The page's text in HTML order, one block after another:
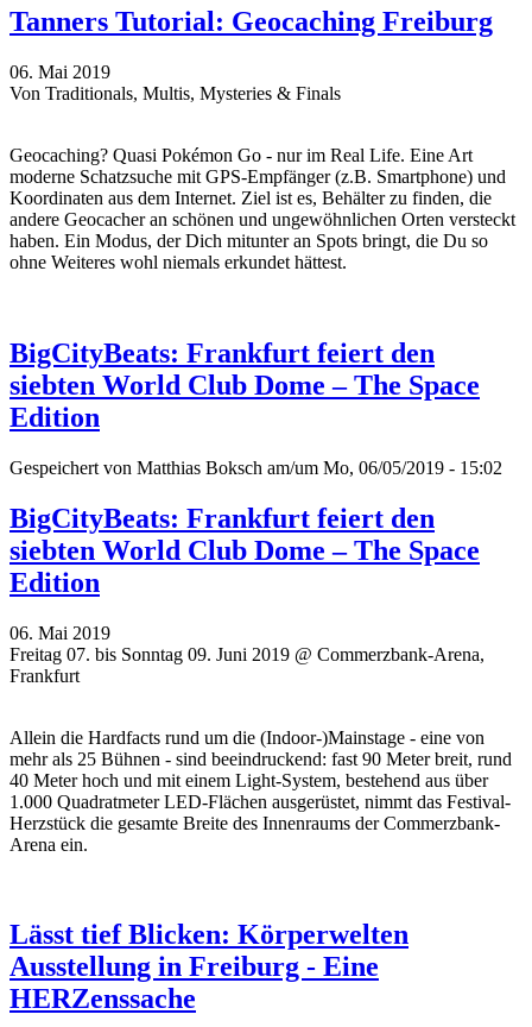
Tanners Tutorial: Geocaching Freiburg
06. Mai 2019
Von Traditionals, Multis, Mysteries & Finals
Geocaching? Quasi Pokémon Go - nur im Real Life. Eine Art
moderne Schatzsuche mit GPS-Empfänger (z.B. Smartphone) und
Koordinaten aus dem Internet. Ziel ist es, Behälter zu finden, die
andere Geocacher an schönen und ungewöhnlichen Orten versteckt
haben. Ein Modus, der Dich mitunter an Spots bringt, die Du so
ohne Weiteres wohl niemals erkundet hättest.
BigCityBeats: Frankfurt feiert den
siebten World Club Dome – The Space
Edition
Gespeichert von Matthias Boksch am/um Mo, 06/05/2019 - 15:02
BigCityBeats: Frankfurt feiert den
siebten World Club Dome – The Space
Edition
06. Mai 2019
Freitag 07. bis Sonntag 09. Juni 2019 @ Commerzbank-Arena,
Frankfurt
Allein die Hardfacts rund um die (Indoor-)Mainstage - eine von
mehr als 25 Bühnen - sind beeindruckend: fast 90 Meter breit, rund
40 Meter hoch und mit einem Light-System, bestehend aus über
1.000 Quadratmeter LED-Flächen ausgerüstet, nimmt das Festival-
Herzstück die gesamte Breite des Innenraums der Commerzbank-
Arena ein.
Lässt tief Blicken: Körperwelten
Ausstellung in Freiburg - Eine
HERZenssache